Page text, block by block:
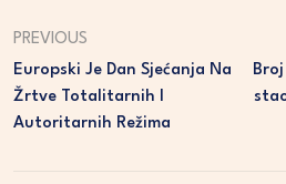
PREVIOUS
Europski Je Dan Sjećanja Na
Žrtve Totalitarnih I
Autoritarnih Režima